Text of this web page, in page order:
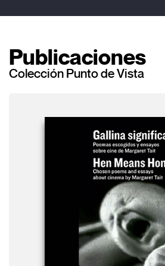
Publicaciones
Colección Punto de Vista